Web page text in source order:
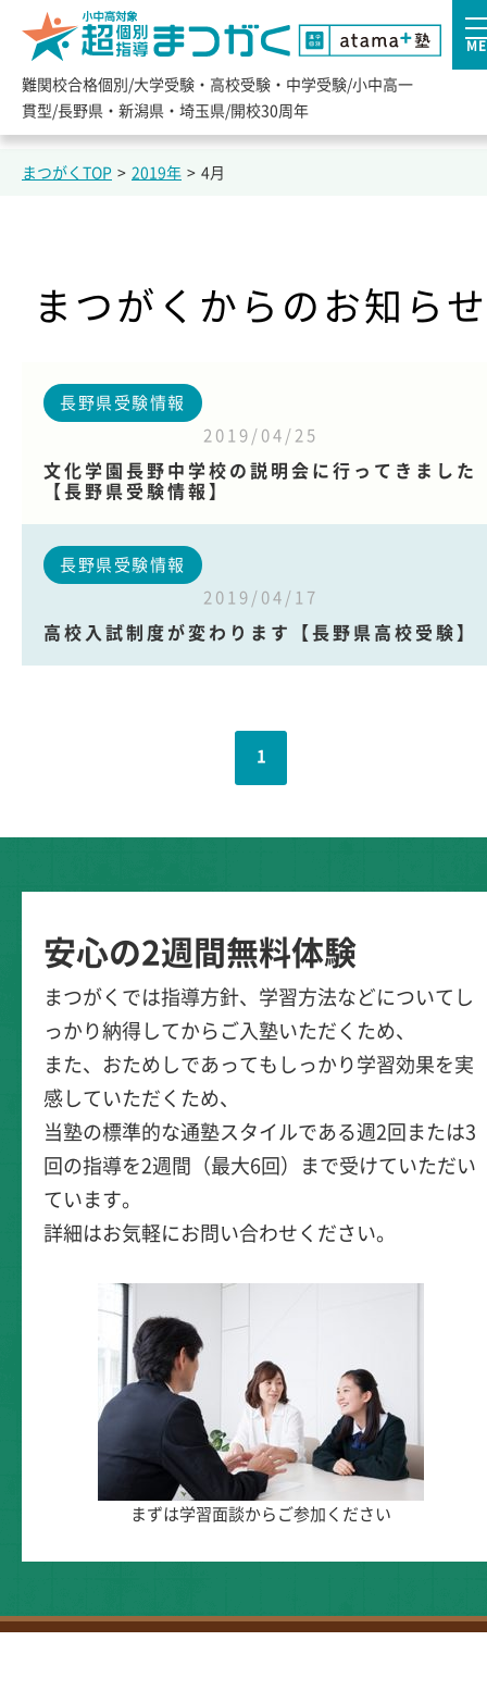
難関校合格個別/大学受験・高校受験・中学受験/小中高一
貫型/長野県・新潟県・埼玉県/開校30周年
まつがくTOP > 2019年 > 4月
まつがくからのお知らせ
長野県受験情報
2019/04/25
文化学園長野中学校の説明会に行ってきました
【長野県受験情報】
長野県受験情報
2019/04/17
高校入試制度が変わります【長野県高校受験】
1
安心の2週間無料体験
まつがくでは指導方針、学習方法などについてし
っかり納得してからご入塾いただくため、
また、おためしであってもしっかり学習効果を実
感していただくため、
当塾の標準的な通塾スタイルである週2回または3
回の指導を2週間（最大6回）まで受けていただい
ています。
詳細はお気軽にお問い合わせください。
まずは学習面談からご参加ください